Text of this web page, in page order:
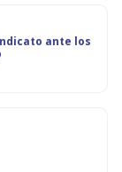
ante los